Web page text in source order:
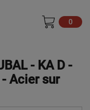
0
- KA D -
Acier sur